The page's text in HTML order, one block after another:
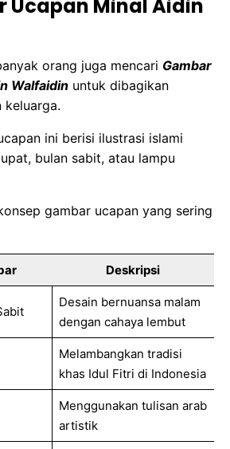
Ucapan Minal Aidin
orang juga mencari Gambar
Walfaidin untuk dibagikan
keluarga.
ini berisi ilustrasi islami
bulan sabit, atau lampu
gambar ucapan yang sering
Deskripsi
Desain bernuansa malam
dengan cahaya lembut
Melambangkan tradisi
khas Idul Fitri di Indonesia
Menggunakan tulisan arab
artistik